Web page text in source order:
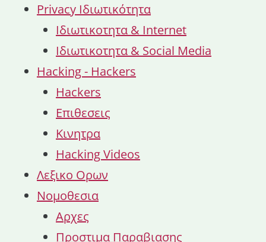
Privacy Ιδιωτικότητα
Ιδιωτικοτητα & Internet
Ιδιωτικοτητα & Social Media
Hacking - Hackers
Hackers
Επιθεσεις
Κινητρα
Hacking Videos
Λεξικο Ορων
Νομοθεσια
Αρχες
Προστιμα Παραβιασης